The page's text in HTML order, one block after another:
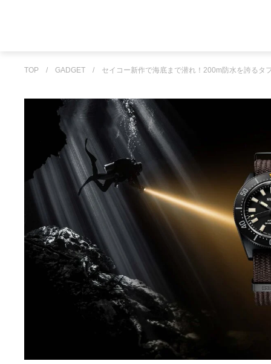
TOP / GADGET / セイコー新作で海底まで潜れ！200m防水を誇るタ